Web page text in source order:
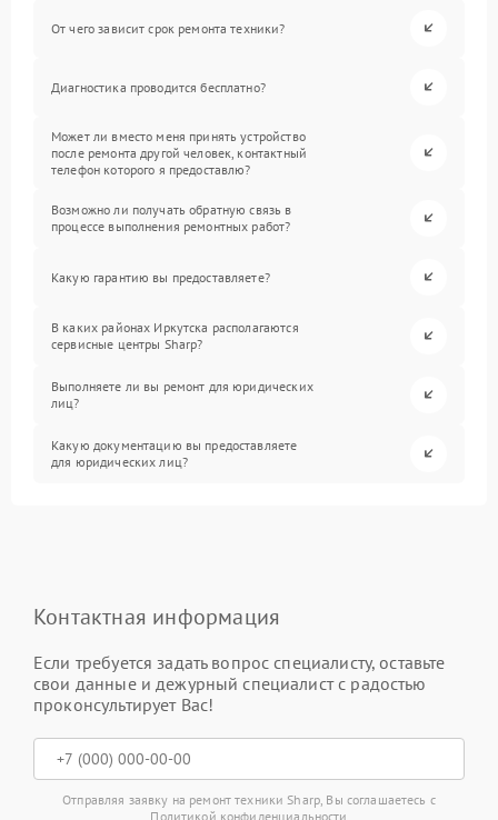
От чего зависит срок ремонта техники?
Диагностика проводится бесплатно?
Может ли вместо меня принять устройство
после ремонта другой человек, контактный
телефон которого я предоставлю?
Возможно ли получать обратную связь в
процессе выполнения ремонтных работ?
Какую гарантию вы предоставляете?
В каких районах Иркутска располагаются
сервисные центры Sharp?
Выполняете ли вы ремонт для юридических
лиц?
Какую документацию вы предоставляете
для юридических лиц?
Контактная информация
Если требуется задать вопрос специалисту, оставьте
свои данные и дежурный специалист с радостью
проконсультирует Вас!
Отправляя заявку на ремонт техники Sharp, Вы соглашаетесь с
Политикой конфиденциальности